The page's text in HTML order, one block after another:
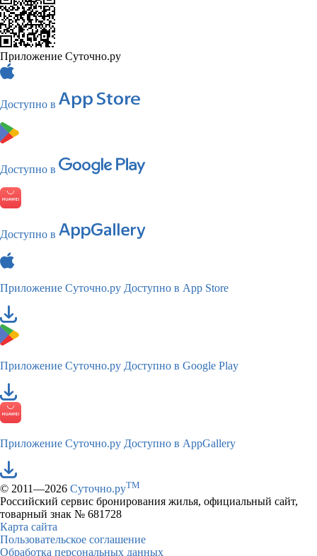
Приложение Суточно.ру
Доступно в
Доступно в
Доступно в
Приложение Суточно.ру Доступно в App Store
Приложение Суточно.ру Доступно в Google Play
Приложение Суточно.ру Доступно в AppGallery
© 2011—2026 Суточно.руTM
Российский сервис бронирования жилья, официальный сайт,
товарный знак № 681728
Карта сайта
Пользовательское соглашение
Обработка персональных данных